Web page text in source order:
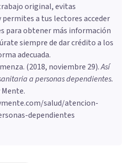
original, evitas
a tus lectores acceder
para obtener más información
siempre de dar crédito a los
adecuada.
. (2018, noviembre 29).Así
a personas dependientes.
salud/atencion-
dependientes